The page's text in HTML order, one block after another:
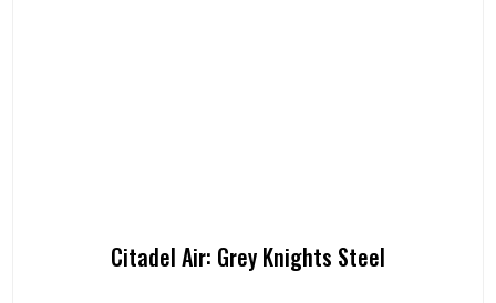
Citadel Air: Grey Knights Steel